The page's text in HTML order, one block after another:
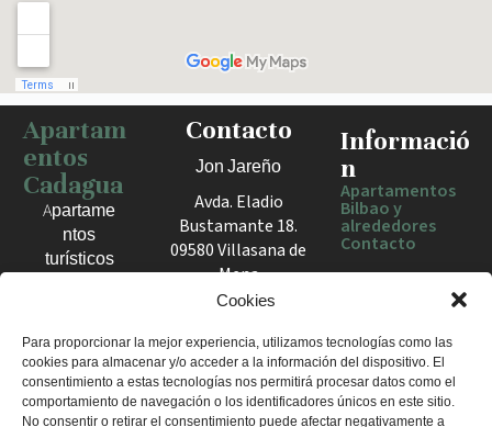
Cookies
Para proporcionar la mejor experiencia, utilizamos tecnologías como las
cookies para almacenar y/o acceder a la información del dispositivo. El
consentimiento a estas tecnologías nos permitirá procesar datos como el
comportamiento de navegación o los identificadores únicos en este sitio.
No consentir o retirar el consentimiento puede afectar negativamente a
Haz clic para activar el mapa
Apartam
entos
Cadagua
Apartame
ntos
turísticos
el Valle
de Mena.
Estancias
cómodas
Contacto
Jon Jareño
Avda. Eladio
Bustamante 18.
09580 Villasana de
Mena
España
+34 675 602
960
apartamentosc
Informació
n
Apartamentos
Bilbao y
alrededores
Contacto